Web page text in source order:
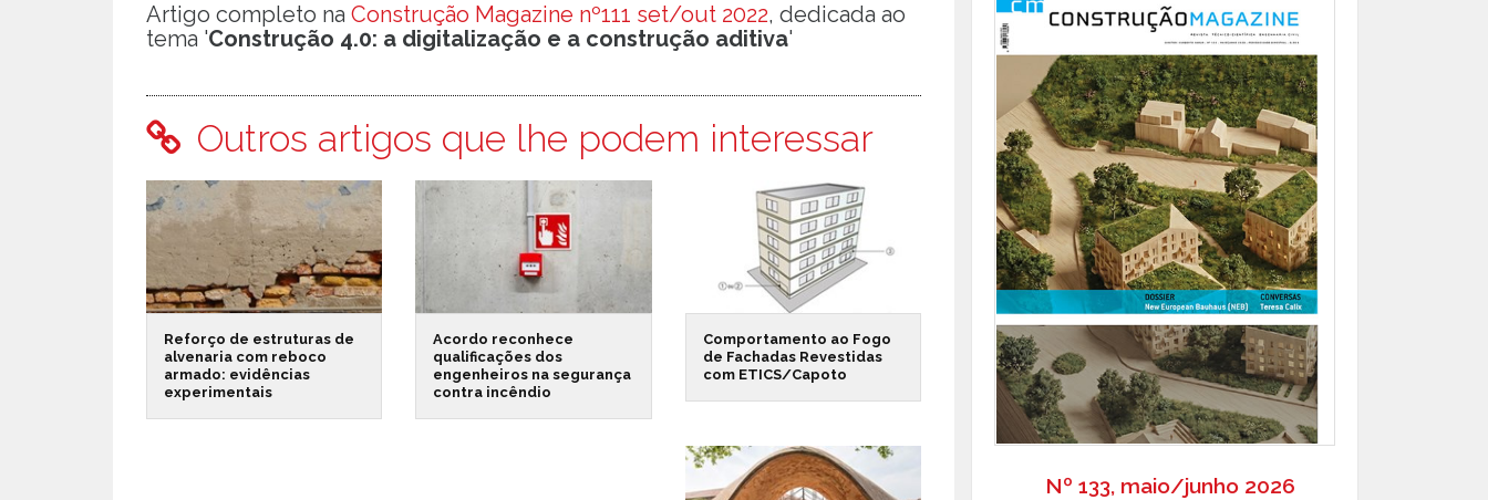
Artigo completo na Construção Magazine nº111 set/out 2022, dedicada ao
tema 'Construção 4.0: a digitalização e a construção aditiva'
Outros artigos que lhe podem interessar
Reforço de estruturas de
alvenaria com reboco
armado: evidências
experimentais
Acordo reconhece
qualificações dos
engenheiros na segurança
contra incêndio
Comportamento ao Fogo
de Fachadas Revestidas
com ETICS/Capoto
Nº 133, maio/junho 2026